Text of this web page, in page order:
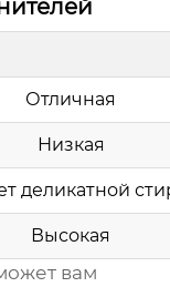
Отличная
Низкая
деликатной
Высокая
вам